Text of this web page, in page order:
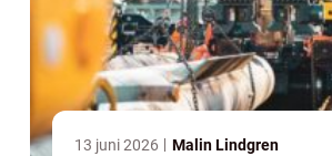
13 juni 2026 Malin Lindgren